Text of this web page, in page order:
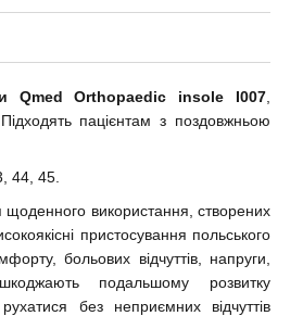
Qmed Orthopaedic insole I007,
пацієнтам з поздовжньою
44, 45.
щоденного використання, створених
пристосування польського
больових відчуттів, напруги,
подальшому розвитку
без неприємних відчуттів